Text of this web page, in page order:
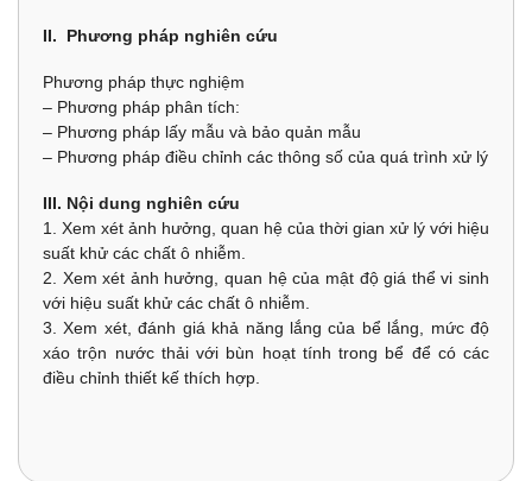
II. Phương pháp nghiên cứu
Phương pháp thực nghiệm
– Phương pháp phân tích:
– Phương pháp lấy mẫu và bảo quản mẫu
– Phương pháp điều chỉnh các thông số của quá trình xử lý
III. Nội dung nghiên cứu
1. Xem xét ảnh hưởng, quan hệ của thời gian xử lý với hiệu
suất khử các chất ô nhiễm.
2. Xem xét ảnh hưởng, quan hệ của mật độ giá thể vi sinh
với hiệu suất khử các chất ô nhiễm.
3. Xem xét, đánh giá khả năng lắng của bể lắng, mức độ
xáo trộn nước thải với bùn hoạt tính trong bể để có các
điều chỉnh thiết kế thích hợp.